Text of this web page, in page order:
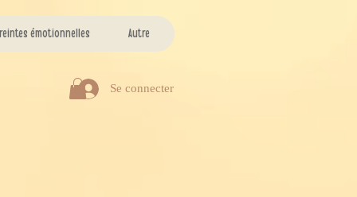
émotionnelles Autre
Se connecter